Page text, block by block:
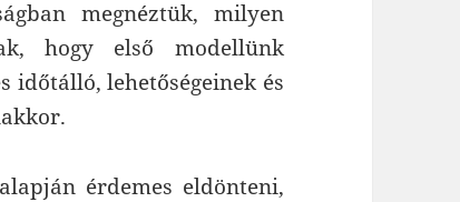
megnéztük, milyen
hogy első modellünk
időtálló, lehetőségeinek és
érdemes eldönteni,